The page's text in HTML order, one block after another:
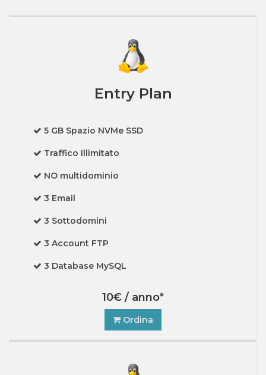
Entry Plan
5 GB Spazio NVMe SSD
Traffico Illimitato
NO multidominio
3 Email
3 Sottodomini
3 Account FTP
3 Database MySQL
10€ / anno*
Ordina